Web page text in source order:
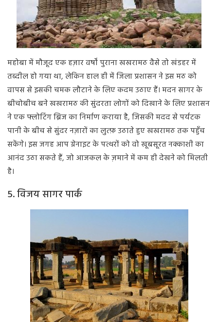
महोबा में मौजूद एक हज़ार वर्षों पुराना खखरामठ वैसे तो खंडहर में
तब्दील हो गया था, लेकिन हाल ही में जिला प्रशासन ने इस मठ को
वापस से इसकी चमक लौटाने के लिए कदम उठाए हैं। मदन सागर के
बीचोबीच बने खखरामठ की सुंदरता लोगों को दिखाने के लिए प्रशासन
ने एक फ्लोटिंग ब्रिज का निर्माण कराया है, जिसकी मदद से पर्यटक
पानी के बीच से सुंदर नज़ारों का लुत्फ़ उठाते हुए खखरामठ तक पहुँच
सकेंगे। इस जगह आप ग्रेनाइट के पत्थरों को वो खूबसूरत नक्काशी का
आनंद उठा सकते हैं, जो आजकल के ज़माने में कम ही देखने को मिलती
है।
5. विजय सागर पार्क